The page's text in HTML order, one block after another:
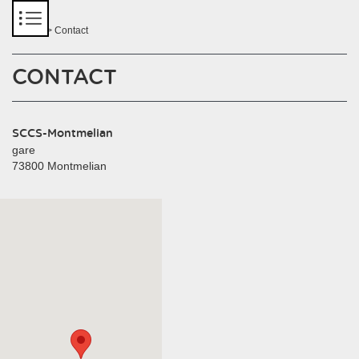
> Contact
CONTACT
SCCS-Montmelian
gare
73800 Montmelian